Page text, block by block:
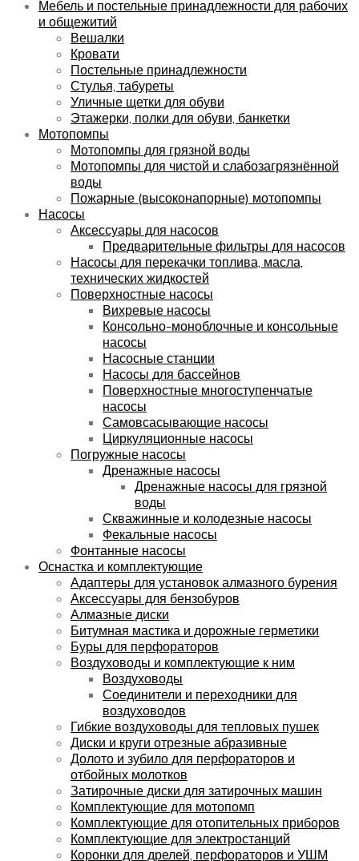
Мебель и постельные принадлежности для рабочих
и общежитий
Вешалки
Кровати
Постельные принадлежности
Стулья, табуреты
Уличные щетки для обуви
Этажерки, полки для обуви, банкетки
Мотопомпы
Мотопомпы для грязной воды
Мотопомпы для чистой и слабозагрязнённой
воды
Пожарные (высоконапорные) мотопомпы
Насосы
Аксессуары для насосов
Предварительные фильтры для насосов
Насосы для перекачки топлива, масла,
технических жидкостей
Поверхностные насосы
Вихревые насосы
Консольно-моноблочные и консольные
насосы
Насосные станции
Насосы для бассейнов
Поверхностные многоступенчатые
насосы
Самовсасывающие насосы
Циркуляционные насосы
Погружные насосы
Дренажные насосы
Дренажные насосы для грязной
воды
Скважинные и колодезные насосы
Фекальные насосы
Фонтанные насосы
Оснастка и комплектующие
Адаптеры для установок алмазного бурения
Аксессуары для бензобуров
Алмазные диски
Битумная мастика и дорожные герметики
Буры для перфораторов
Воздуховоды и комплектующие к ним
Воздуховоды
Соединители и переходники для
воздуховодов
Гибкие воздуховоды для тепловых пушек
Диски и круги отрезные абразивные
Долото и зубило для перфораторов и
отбойных молотков
Затирочные диски для затирочных машин
Комплектующие для мотопомп
Комплектующие для отопительных приборов
Комплектующие для электростанций
Коронки для дрелей, перфораторов и УШМ